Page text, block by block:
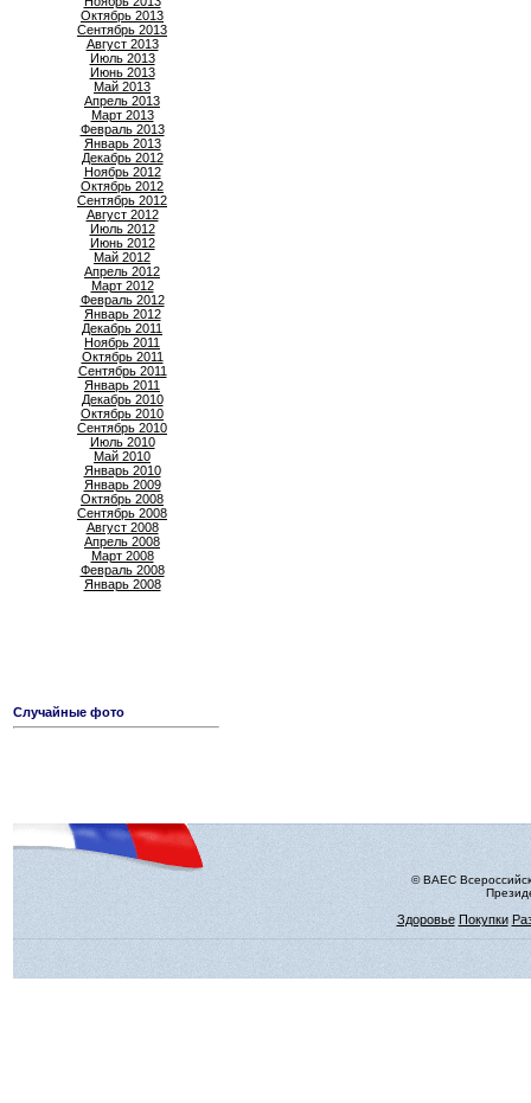
Октябрь 2013
Сентябрь 2013
Август 2013
Июль 2013
Июнь 2013
Май 2013
Апрель 2013
Март 2013
Февраль 2013
Январь 2013
Декабрь 2012
Ноябрь 2012
Октябрь 2012
Сентябрь 2012
Август 2012
Июль 2012
Июнь 2012
Май 2012
Апрель 2012
Март 2012
Февраль 2012
Январь 2012
Декабрь 2011
Ноябрь 2011
Октябрь 2011
Сентябрь 2011
Январь 2011
Декабрь 2010
Октябрь 2010
Сентябрь 2010
Июль 2010
Май 2010
Январь 2010
Январь 2009
Октябрь 2008
Сентябрь 2008
Август 2008
Апрель 2008
Март 2008
Февраль 2008
Январь 2008
Случайные фото
© ВАЕС
Здоровье Покупки